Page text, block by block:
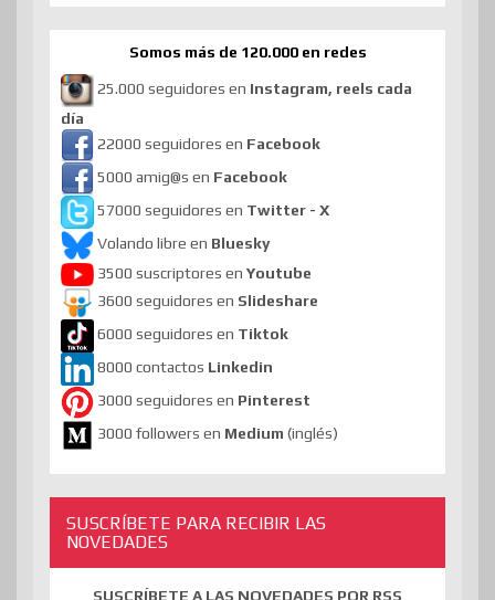
Somos más de 120.000 en redes
25.000 seguidores en Instagram, reels cada
día
22000 seguidores en Facebook
5000 amig@s en Facebook
57000 seguidores en Twitter - X
Volando libre en Bluesky
3500 suscriptores en Youtube
3600 seguidores en Slideshare
6000 seguidores en Tiktok
8000 contactos Linkedin
3000 seguidores en Pinterest
3000 followers en Medium (inglés)
SUSCRÍBETE PARA RECIBIR LAS
NOVEDADES
SUSCRÍBETE A LAS NOVEDADES POR RSS